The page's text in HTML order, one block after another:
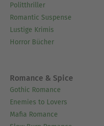
Politthriller
Romantic Suspense
Lustige Krimis
Horror Bücher
Romance & Spice
Gothic Romance
Enemies to Lovers
Mafia Romance